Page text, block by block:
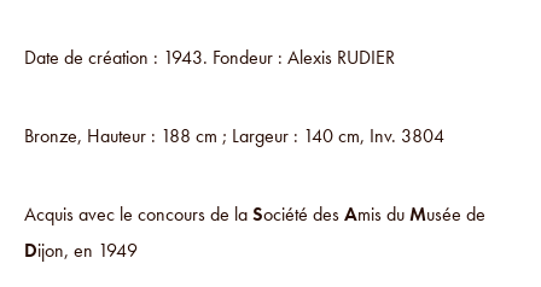
Date de création : 1943. Fondeur : Alexis RUDIER
Bronze, Hauteur : 188 cm ; Largeur : 140 cm, Inv. 3804
Acquis avec le concours de laSociété desAmis duMusée de
Dijon, en 1949